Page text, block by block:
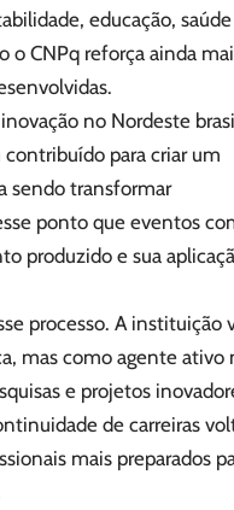
educação,
CNPq reforça ainda
no Nordeste
para criar um
sendo transformar
ponto que eventos
produzido e sua
processo. A instituição
mas como agente ativo
e projetos
de carreiras
mais preparados